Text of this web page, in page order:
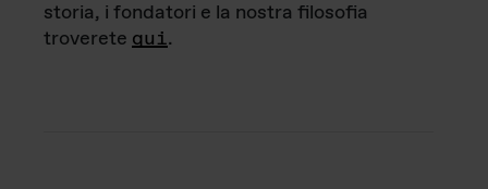
storia, i fondatori e la nostra filosofia
troverete qui.